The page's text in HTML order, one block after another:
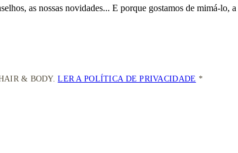
as nossas novidades... E porque gostamos de mimá-lo, a
& BODY.LER A POLÍTICA DE PRIVACIDADE